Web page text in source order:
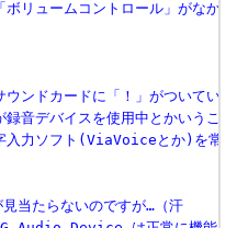
リュームコントロール」がなかっ
ンドカードに「！」がついていま
音デバイスを使用中とかいうこと
力ソフト(ViaVoiceとか)を常駐
当たらないのですが…（汗